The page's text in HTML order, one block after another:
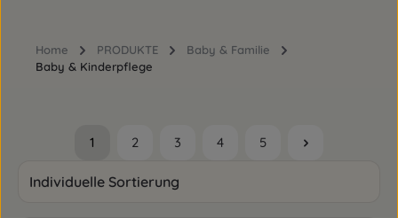
Home PRODUKTE
Baby & Familie
Baby & Kinderpflege
Seite
1 Seite
2 Seite
3 Seite
4 Seite
5